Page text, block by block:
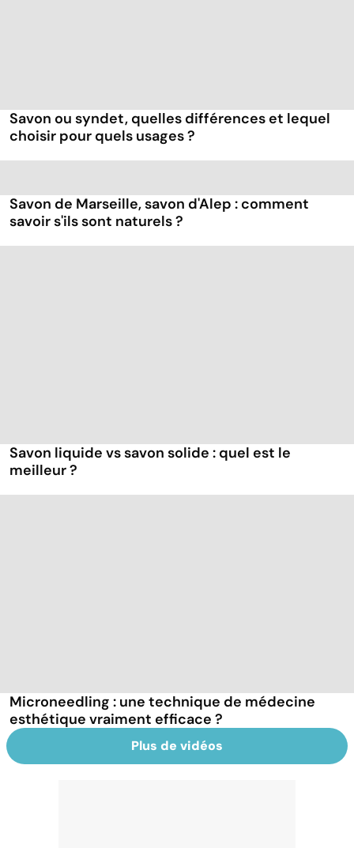
Savon ou syndet, quelles différences et lequel
choisir pour quels usages ?
Savon de Marseille, savon d'Alep : comment
savoir s'ils sont naturels ?
Savon liquide vs savon solide : quel est le
meilleur ?
Microneedling : une technique de médecine
esthétique vraiment efficace ?
Plus de vidéos